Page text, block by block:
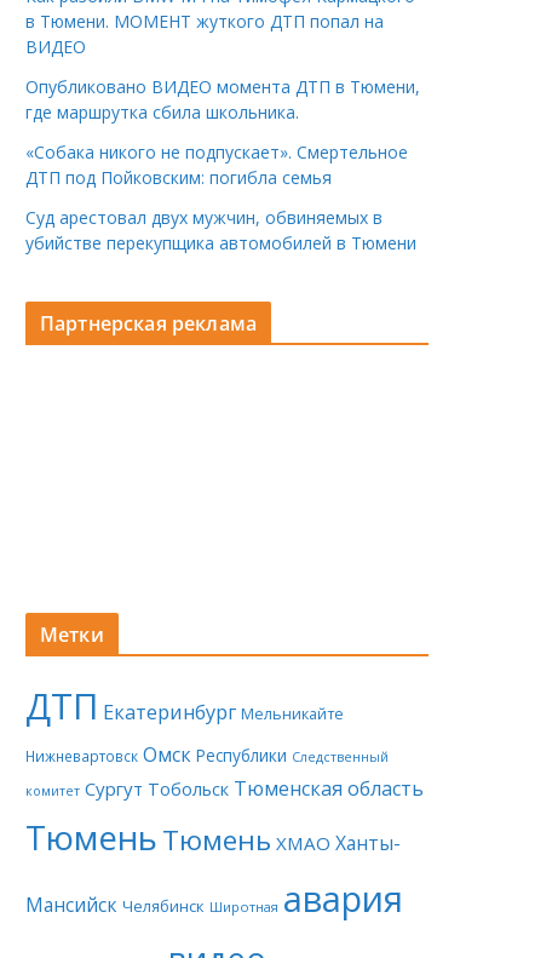
в Тюмени. МОМЕНТ жуткого ДТП попал на
ВИДЕО
Опубликовано ВИДЕО момента ДТП в Тюмени,
где маршрутка сбила школьника.
«Собака никого не подпускает». Смертельное
ДТП под Пойковским: погибла семья
Суд арестовал двух мужчин, обвиняемых в
убийстве перекупщика автомобилей в Тюмени
Партнерская реклама
Метки
ДТП Екатеринбург Мельникайте
Нижневартовск Омск Республики Следственный
комитет Сургут Тобольск Тюменская область
ТюменьТюмень ХМАО Ханты-
Мансийск Челябинск Широтная авария